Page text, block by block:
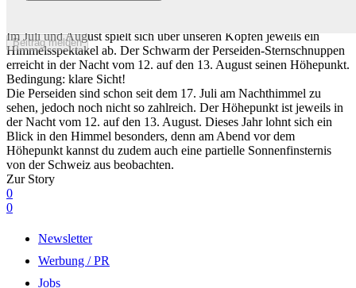
Beitrag melden
Im Juli und August spielt sich über unseren Köpfen jeweils ein
Himmelsspektakel ab. Der Schwarm der Perseiden-Sternschnuppen
erreicht in der Nacht vom 12. auf den 13. August seinen Höhepunkt.
Bedingung: klare Sicht!
Die Perseiden sind schon seit dem 17. Juli am Nachthimmel zu
sehen, jedoch noch nicht so zahlreich. Der Höhepunkt ist jeweils in
der Nacht vom 12. auf den 13. August. Dieses Jahr lohnt sich ein
Blick in den Himmel besonders, denn am Abend vor dem
Höhepunkt kannst du zudem auch eine partielle Sonnenfinsternis
von der Schweiz aus beobachten.
Zur Story
0
0
Newsletter
Werbung / PR
Jobs